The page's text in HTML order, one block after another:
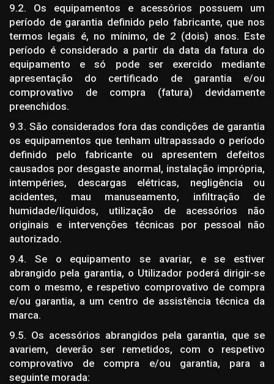
9.2. Os equipamentos e acessórios possuem um
período de garantia definido pelo fabricante, que nos
termos legais é, no mínimo, de 2 (dois) anos. Este
período é considerado a partir da data da fatura do
equipamento e só pode ser exercido mediante
apresentação do certificado de garantia e/ou
comprovativo de compra (fatura) devidamente
preenchidos.
9.3. São considerados fora das condições de garantia
os equipamentos que tenham ultrapassado o período
definido pelo fabricante ou apresentem defeitos
causados por desgaste anormal, instalação imprópria,
intempéries, descargas elétricas, negligência ou
acidentes, mau manuseamento, infiltração de
humidade/líquidos, utilização de acessórios não
originais e intervenções técnicas por pessoal não
autorizado.
9.4. Se o equipamento se avariar, e se estiver
abrangido pela garantia, o Utilizador poderá dirigir-se
com o mesmo, e respetivo comprovativo de compra
e/ou garantia, a um centro de assistência técnica da
marca.
9.5. Os acessórios abrangidos pela garantia, que se
avariem, deverão ser remetidos, com o respetivo
comprovativo de compra e/ou garantia, para a
seguinte morada: